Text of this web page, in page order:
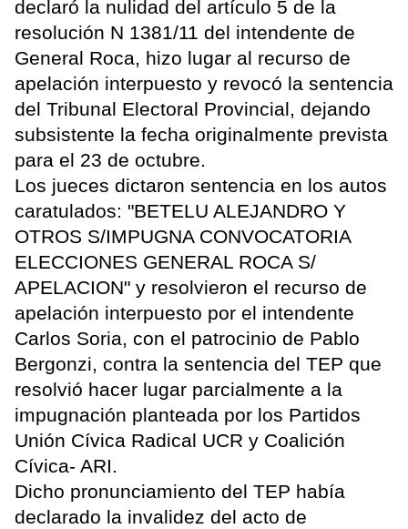
declaró la nulidad del artículo 5 de la
resolución N 1381/11 del intendente de
General Roca, hizo lugar al recurso de
apelación interpuesto y revocó la sentencia
del Tribunal Electoral Provincial, dejando
subsistente la fecha originalmente prevista
para el 23 de octubre.
Los jueces dictaron sentencia en los autos
caratulados: "BETELU ALEJANDRO Y
OTROS S/IMPUGNA CONVOCATORIA
ELECCIONES GENERAL ROCA S/
APELACION" y resolvieron el recurso de
apelación interpuesto por el intendente
Carlos Soria, con el patrocinio de Pablo
Bergonzi, contra la sentencia del TEP que
resolvió hacer lugar parcialmente a la
impugnación planteada por los Partidos
Unión Cívica Radical UCR y Coalición
Cívica- ARI.
Dicho pronunciamiento del TEP había
declarado la invalidez del acto de